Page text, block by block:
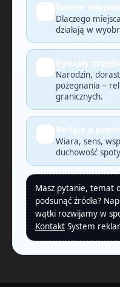
Święte
Dlaczego
działają w
Rytuały
Narodzin,
pożegnania –
granicznych.
Religia a
Wiara, sens,
duchowość
Masz pytanie, temat
podsunąć źródła?
wątki rozwijamy w
Kontakt System